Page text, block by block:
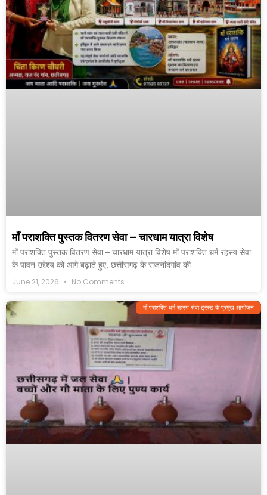
माँ पराशक्ति पुस्तक वितरण सेवा – चारधाम यात्रा विशेष
माँ पराशक्ति पुस्तक वितरण सेवा – चारधाम यात्रा विशेष माँ पराशक्ति धर्म रहस्य सेवा
के पावन उद्देश्य को आगे बढ़ाते हुए, छत्तीसगढ़ के राजनांदगांव की
June 21, 2026
No Comments
माँ पराशक्ति धर्म रहस्य सेवा ट्रस्ट के प्रमुख आयोजन